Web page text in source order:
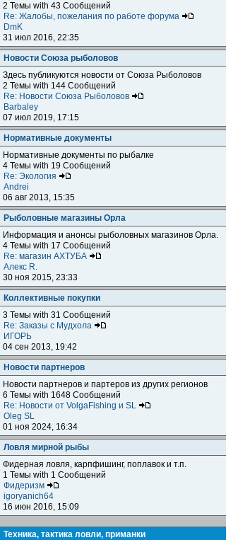
2 Темы with 43 Сообщений
Re: Жалобы, пожелания по работе форума
DmK
31 июл 2016, 22:35
Новости Союза рыболовов
Здесь публикуются новости от Союза Рыболовов
2 Темы with 144 Сообщений
Re: Новости Союза Рыболовов
Barbaley
07 июл 2019, 17:15
Нормативные документы
Нормативные документы по рыбалке
4 Темы with 19 Сообщений
Re: Экология
Andrei
06 авг 2013, 15:35
Рыболовные магазины Орла
Информация и анонсы рыболовных магазинов Орла.
4 Темы with 17 Сообщений
Re: магазин АХТУБА
Алекс R.
30 ноя 2015, 23:33
Коллективные покупки
3 Темы with 31 Сообщений
Re: Заказы с Мудхола
ИГОРЬ
04 сен 2013, 19:42
Новости партнеров
Новости партнеров и партеров из других регионов
6 Темы with 1648 Сообщений
Re: Новости от VolgaFishing и SL
Oleg SL
01 ноя 2024, 16:34
Ловля мирной рыбы
Фидерная ловля, карпфишинг, поплавок и т.п.
1 Темы with 1 Сообщений
Фидеризм
igoryanich64
16 июн 2016, 15:09
Техника, тактика ловли, приманки